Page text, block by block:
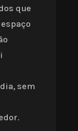
que
sem